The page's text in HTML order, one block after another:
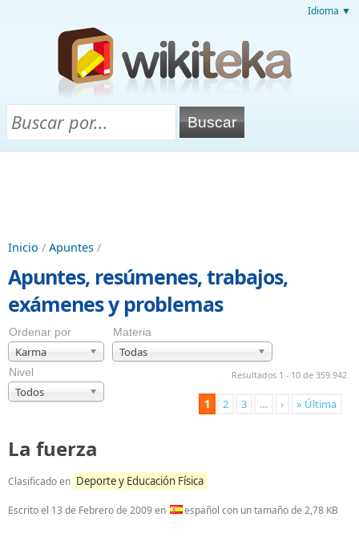
Idioma ▼
Inicio / Apuntes /
Apuntes, resúmenes, trabajos,
exámenes y problemas
Ordenar por
Karma
Materia
Todas
Nivel
Todos
Resultados 1 - 10 de 359.942
1 2 3 … › » Última
La fuerza
Clasificado en Deporte y Educación Física
Escrito el 13 de Febrero de 2009en español con un tamaño de 2,78 KB